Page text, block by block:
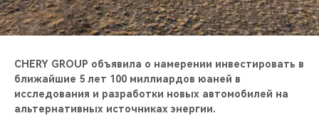
CHERY И СПОРТ
НАШИ МЕРОПРИЯТИЯ
ВИДЕООБЗОРЫ
CHERY GROUP объявила о намерении инвестировать в
ближайшие 5 лет 100 миллиардов юаней в
исследования и разработки новых автомобилей на
альтернативных источниках энергии.